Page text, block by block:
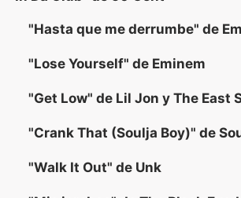
"Hasta que me derrumbe" de
"Lose Yourself" de Eminem
"Get Low" de Lil Jon y The East
"Crank That (Soulja Boy)" de
"Walk It Out" de Unk